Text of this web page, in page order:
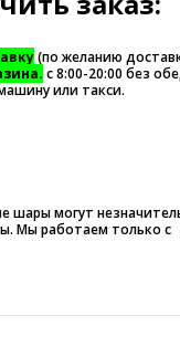
(по желанию
с 8:00-20:00 без
или такси.
шары могут
Мы работаем только